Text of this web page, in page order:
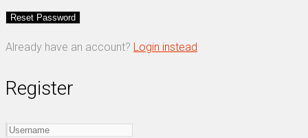
Already have an account? Login instead
Register